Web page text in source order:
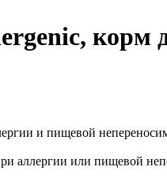
корм
аллергии или пищевой